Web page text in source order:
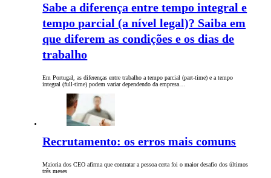
Sabe a diferença entre tempo integral e
tempo parcial (a nível legal)? Saiba em
que diferem as condições e os dias de
trabalho
Em Portugal, as diferenças entre trabalho a tempo parcial (part-time) e a tempo
integral (full-time) podem variar dependendo da empresa…
Recrutamento: os erros mais comuns
Maioria dos CEO afirma que contratar a pessoa certa foi o maior desafio dos últimos
três meses